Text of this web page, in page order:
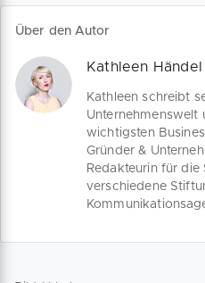
Über den Autor
Kathleen Händel
Kathleen schreibt
Unternehmenswelt
wichtigsten
Gründer &
Redakteurin für die
verschiedene